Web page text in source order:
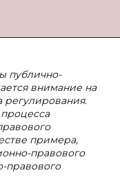
публично-
внимание на
регулирования.
примера,
правового
правового